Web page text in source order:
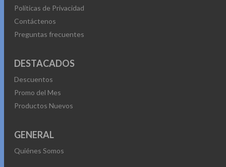
Políticas de Privacidad
Contáctenos
Preguntas frecuentes
DESTACADOS
Descuentos
Promo del Mes
Productos Nuevos
GENERAL
Quiénes Somos